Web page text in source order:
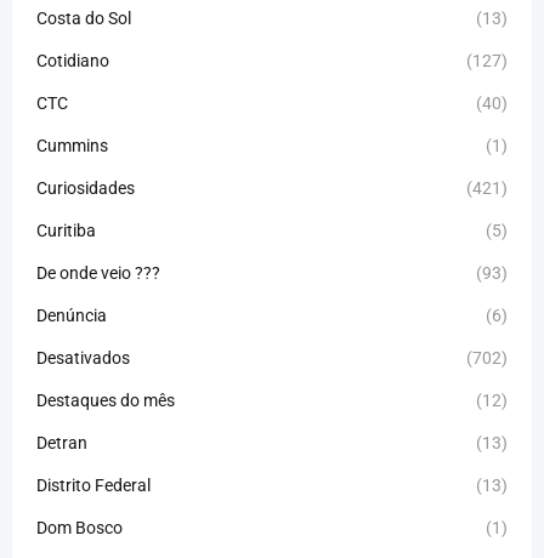
Costa do Sol (13)
Cotidiano (127)
CTC (40)
Cummins (1)
Curiosidades (421)
Curitiba (5)
De onde veio ??? (93)
Denúncia (6)
Desativados (702)
Destaques do mês (12)
Detran (13)
Distrito Federal (13)
Dom Bosco (1)